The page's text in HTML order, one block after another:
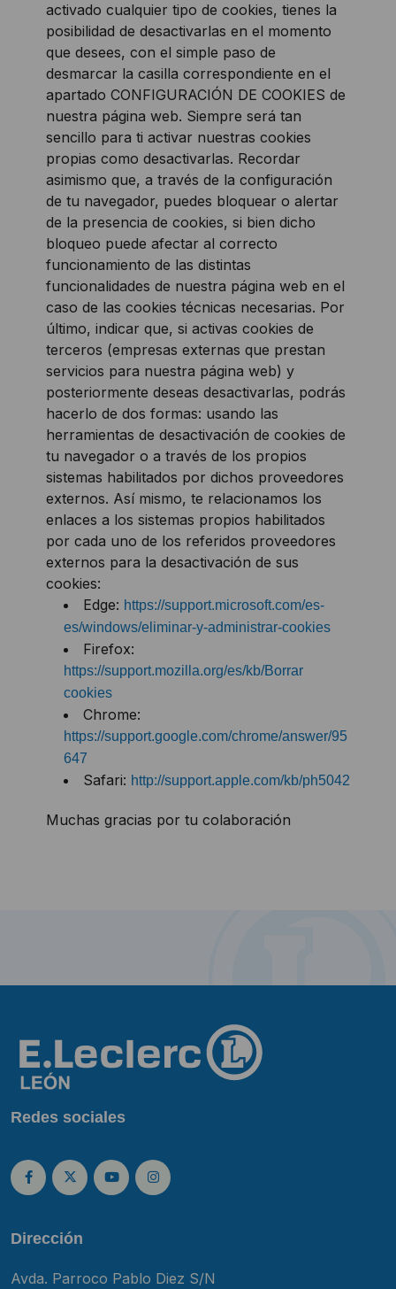
activado cualquier tipo de cookies, tienes la
posibilidad de desactivarlas en el momento
que desees, con el simple paso de
desmarcar la casilla correspondiente en el
apartado CONFIGURACIÓN DE COOKIES de
nuestra página web. Siempre será tan
sencillo para ti activar nuestras cookies
propias como desactivarlas. Recordar
asimismo que, a través de la configuración
de tu navegador, puedes bloquear o alertar
de la presencia de cookies, si bien dicho
bloqueo puede afectar al correcto
funcionamiento de las distintas
funcionalidades de nuestra página web en el
caso de las cookies técnicas necesarias. Por
último, indicar que, si activas cookies de
terceros (empresas externas que prestan
servicios para nuestra página web) y
posteriormente deseas desactivarlas, podrás
hacerlo de dos formas: usando las
herramientas de desactivación de cookies de
tu navegador o a través de los propios
sistemas habilitados por dichos proveedores
externos. Así mismo, te relacionamos los
enlaces a los sistemas propios habilitados
por cada uno de los referidos proveedores
externos para la desactivación de sus
cookies:
Edge: https://support.microsoft.com/es-
es/windows/eliminar-y-administrar-cookies
Firefox:
https://support.mozilla.org/es/kb/Borrar
cookies
Chrome:
https://support.google.com/chrome/answer/95
647
Safari: http://support.apple.com/kb/ph5042
Muchas gracias por tu colaboración
Redes sociales
Dirección
Avda. Parroco Pablo Diez S/N